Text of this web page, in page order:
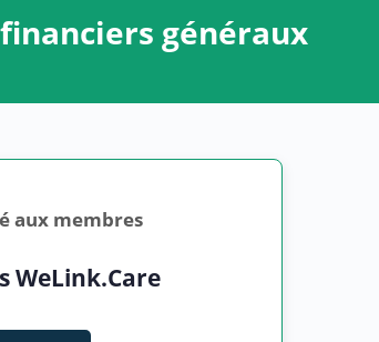
généraux
aux membres
WeLink.Care